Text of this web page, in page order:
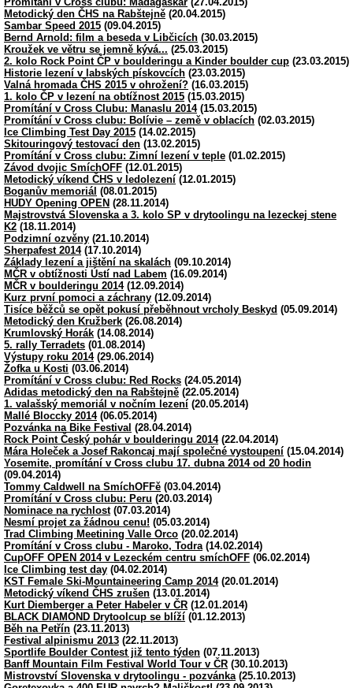
Metodický den ČHS na Rabštejně (20.04.2015)
Sambar Speed 2015 (09.04.2015)
Bernd Arnold: film a beseda v Libčicích (30.03.2015)
Kroužek ve větru se jemně kývá... (25.03.2015)
2. kolo Rock Point ČP v boulderingu a Kinder boulder cup (23.03.2015)
Historie lezení v labských pískovcích (23.03.2015)
Valná hromada ČHS 2015 v ohrožení? (16.03.2015)
1. kolo ČP v lezení na obtížnost 2015 (15.03.2015)
Promítání v Cross Clubu: Manaslu 2014(15.03.2015)
Promítání v Cross clubu: Bolívie – země v oblacích (02.03.2015)
Ice Climbing Test Day 2015 (14.02.2015)
Skitouringový testovací den (13.02.2015)
Promítání v Cross clubu: Zimní lezení v teple (01.02.2015)
Závod dvojic SmíchOFF (12.01.2015)
Metodický víkend ČHS v ledolezení (12.01.2015)
Boganův memoriál (08.01.2015)
HUDY Opening OPEN (28.11.2014)
Majstrovstvá Slovenska a 3. kolo SP v drytoolingu na lezeckej stene
K2 (18.11.2014)
Podzimní ozvěny (21.10.2014)
Sherpafest 2014(17.10.2014)
Základy lezení a jištění na skalách (09.10.2014)
MČR v obtížnosti Ústí nad Labem (16.09.2014)
MČR v boulderingu 2014(12.09.2014)
Kurz první pomoci a záchrany (12.09.2014)
Tisíce běžců se opět pokusí přeběhnout vrcholy Beskyd (05.09.2014)
Metodický den Kružberk (26.08.2014)
Krumlovský Horák (14.08.2014)
5. rally Terradets (01.08.2014)
Výstupy roku 2014(29.06.2014)
Žofka u Kosti (03.06.2014)
Promítání v Cross clubu: Red Rocks (24.05.2014)
Adidas metodický den na Rabštejně (22.05.2014)
1. valašský memoriál v nočním lezení (20.05.2014)
Mallé Bloccky 2014(06.05.2014)
Pozvánka na Bike Festival (28.04.2014)
Rock Point Český pohár v boulderingu 2014(22.04.2014)
Mára Holeček a Josef Rakoncaj mají společné vystoupení (15.04.2014)
Yosemite, promítání v Cross clubu 17. dubna 2014 od 20 hodin
(09.04.2014)
Tommy Caldwell na SmíchOFFě (03.04.2014)
Promítání v Cross clubu: Peru (20.03.2014)
Nominace na rychlost(07.03.2014)
Nesmí projet za žádnou cenu! (05.03.2014)
Trad Climbing Meetining Valle Orco (20.02.2014)
Promítání v Cross clubu - Maroko, Todra (14.02.2014)
CupOFF OPEN 2014 v Lezeckém centru smíchOFF (06.02.2014)
Ice Climbing test day (04.02.2014)
KST Female Ski-Mountaineering Camp 2014(20.01.2014)
Metodický víkend ČHS zrušen (13.01.2014)
Kurt Diemberger a Peter Habeler v ČR (12.01.2014)
BLACK DIAMOND Drytoolcup se blíží (01.12.2013)
Běh na Petřín (23.11.2013)
Festival alpinismu 2013 (22.11.2013)
Sportlife Boulder Contest již tento týden (07.11.2013)
Banff Mountain Film Festival World Tour v ČR (30.10.2013)
Mistrovství Slovenska v drytoolingu - pozvánka (25.10.2013)